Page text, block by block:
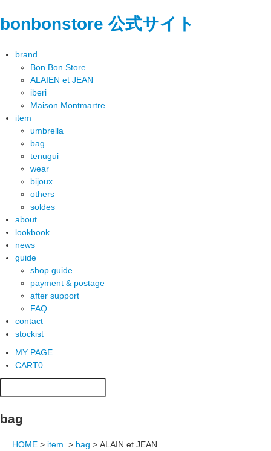
bonbonstore 公式サイト
brand
Bon Bon Store
ALAIEN et JEAN
iberi
Maison Montmartre
item
umbrella
bag
tenugui
wear
bijoux
others
soldes
about
lookbook
news
guide
shop guide
payment & postage
after support
FAQ
contact
stockist
MY PAGE
CART0
bag
HOME > item > bag > ALAIN et JEAN